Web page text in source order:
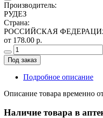
Производитель:
РУДЕЗ
Страна:
РОССИЙСКАЯ
от 178.00 р.
Под заказ
Подробное описание
Описание товара временно
Наличие товара в